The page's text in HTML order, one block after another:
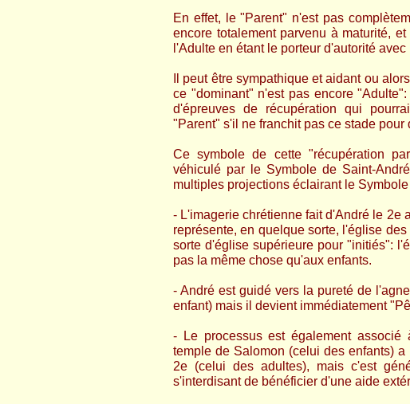
En effet, le "Parent" n'est pas
encore totalement parvenu à maturité,
l'Adulte en étant le porteur d'autorité
Il peut être sympathique et aidant ou
ce "dominant" n'est pas encore
d'épreuves de récupération qui
"Parent" s'il ne franchit pas ce stade pour
Ce symbole de cette "récupération
véhiculé par le Symbole de Saint-
multiples projections éclairant le
- L'imagerie chrétienne fait d'André le 2e
représente, en quelque sorte, l'église
sorte d'église supérieure pour "initiés":
pas la même chose qu'aux enfants.
- André est guidé vers la pureté de
enfant) mais il devient immédiatement
- Le processus est également
temple de Salomon (celui des enfants)
2e (celui des adultes), mais c'est
s'interdisant de bénéficier d'une aide